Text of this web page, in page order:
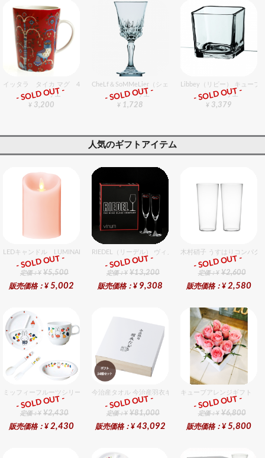
イッタラ タイカ マグ 400cc レッド
グラスバリエ
¥ 3,200
- SOLD OUT -
CheLf＆SoMMeLier（シェフ＆ソムリエ） インポーター
グラスバリエ
¥ 1,728
- SOLD OUT -
Libbey（リビー） キューブ
グラスバリエ
¥ 3,379
- SOLD OUT -
人気のギフトアイテム
LEDキャンドル LUMINARA（ルミナラ） ピンク ピラー3.5x5 ギフトボックス入り
ギフト
定価：¥ ¥5,500
販売価格：¥ 5,002
- SOLD OUT -
RIEDEL（リーデル） ヴィノム 8 シャンパーニュ 2個入り
ギフト
定価：¥ ¥13,200
販売価格：¥ 9,308
- SOLD OUT -
木村硝子 うすはりコンパク
ギフト
定価：¥ ¥2,600
販売価格：¥ 2,580
- SOLD OUT -
ミッフィーフルーツシリーズ割れないメラミン食器セット セット販売商品です。
ギフト
定価：¥ ¥2,430
販売価格：¥ 2,430
- SOLD OUT -
今治産タオル 今治産羽衣ギフトフェイスタオル 54個入セ
ギフト
定価：¥ ¥81,000
販売価格：¥ 43,092
- SOLD OUT -
キューブアレンジギフト
ギフト
定価：¥ ¥6,800
販売価格：¥ 5,800
- SOLD OUT -